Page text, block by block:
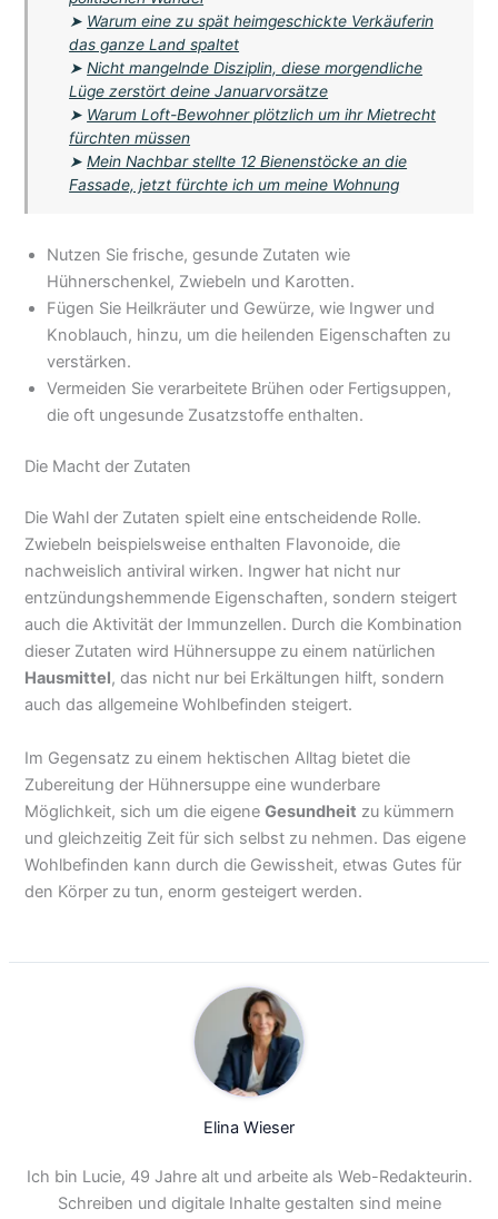
➤ Warum eine zu spät heimgeschickte Verkäuferin
das ganze Land spaltet
➤Nicht mangelnde Disziplin, diese morgendliche
Lüge zerstört deine Januarvorsätze
➤ Warum Loft-Bewohner plötzlich um ihr Mietrecht
fürchten müssen
➤Mein Nachbar stellte 12 Bienenstöcke an die
Fassade, jetzt fürchte ich um meine Wohnung
Nutzen Sie frische, gesunde Zutaten wie
Hühnerschenkel, Zwiebeln und Karotten.
Fügen Sie Heilkräuter und Gewürze, wie Ingwer und
Knoblauch, hinzu, um die heilenden Eigenschaften zu
verstärken.
Vermeiden Sie verarbeitete Brühen oder Fertigsuppen,
die oft ungesunde Zusatzstoffe enthalten.
Die Macht der Zutaten
Die Wahl der Zutaten spielt eine entscheidende Rolle.
Zwiebeln beispielsweise enthalten Flavonoide, die
nachweislich antiviral wirken. Ingwer hat nicht nur
entzündungshemmende Eigenschaften, sondern steigert
auch die Aktivität der Immunzellen. Durch die Kombination
dieser Zutaten wird Hühnersuppe zu einem natürlichen
Hausmittel, das nicht nur bei Erkältungen hilft, sondern
auch das allgemeine Wohlbefinden steigert.
Im Gegensatz zu einem hektischen Alltag bietet die
Zubereitung der Hühnersuppe eine wunderbare
Möglichkeit, sich um die eigeneGesundheit zu kümmern
und gleichzeitig Zeit für sich selbst zu nehmen. Das eigene
Wohlbefinden kann durch die Gewissheit, etwas Gutes für
den Körper zu tun, enorm gesteigert werden.
Elina Wieser
Ich bin Lucie, 49 Jahre alt und arbeite als Web-Redakteurin.
Schreiben und digitale Inhalte gestalten sind meine